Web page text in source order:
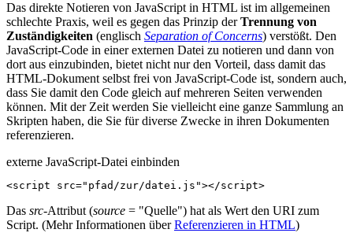
Das direkte Notieren von JavaScript in HTML ist im allgemeinen
schlechte Praxis, weil es gegen das Prinzip derTrennung von
Zuständigkeiten (englisch Separation of Concerns) verstößt. Den
JavaScript-Code in einer externen Datei zu notieren und dann von
dort aus einzubinden, bietet nicht nur den Vorteil, dass damit das
HTML-Dokument selbst frei von JavaScript-Code ist, sondern auch,
dass Sie damit den Code gleich auf mehreren Seiten verwenden
können. Mit der Zeit werden Sie vielleicht eine ganze Sammlung an
Skripten haben, die Sie für diverse Zwecke in ihren Dokumenten
referenzieren.
externe JavaScript-Datei einbinden
<script src="pfad/zur/datei.js"></script>
Das src-Attribut (source = "Quelle") hat als Wert den URI zum
Script. (Mehr Informationen überReferenzieren in HTML)